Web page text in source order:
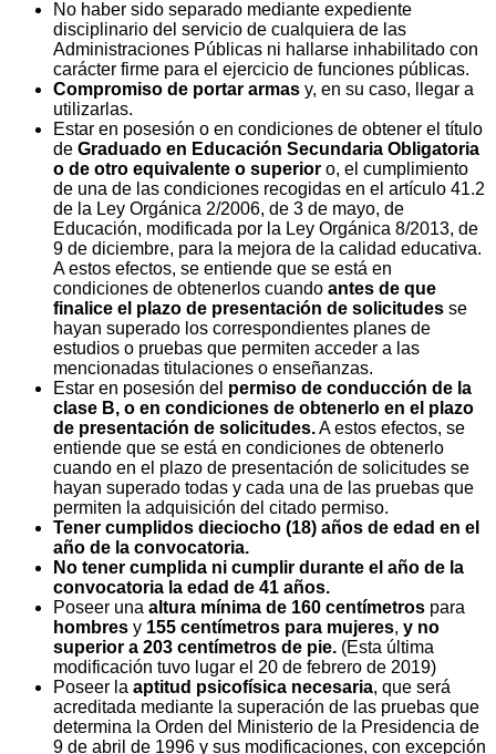
No haber sido separado mediante expediente
disciplinario del servicio de cualquiera de las
Administraciones Públicas ni hallarse inhabilitado con
carácter firme para el ejercicio de funciones públicas.
Compromiso de portar armas y, en su caso, llegar a
utilizarlas.
Estar en posesión o en condiciones de obtener el título
de Graduado en Educación Secundaria Obligatoria
o de otro equivalente o superior o, el cumplimiento
de una de las condiciones recogidas en el artículo 41.2
de la Ley Orgánica 2/2006, de 3 de mayo, de
Educación, modificada por la Ley Orgánica 8/2013, de
9 de diciembre, para la mejora de la calidad educativa.
A estos efectos, se entiende que se está en
condiciones de obtenerlos cuando antes de que
finalice el plazo de presentación de solicitudes se
hayan superado los correspondientes planes de
estudios o pruebas que permiten acceder a las
mencionadas titulaciones o enseñanzas.
Estar en posesión del permiso de conducción de la
clase B, o en condiciones de obtenerlo en el plazo
de presentación de solicitudes.A estos efectos, se
entiende que se está en condiciones de obtenerlo
cuando en el plazo de presentación de solicitudes se
hayan superado todas y cada una de las pruebas que
permiten la adquisición del citado permiso.
Tener cumplidos dieciocho (18) años de edad en el
año de la convocatoria.
No tener cumplida ni cumplir durante el año de la
convocatoria la edad de 41 años.
Poseer una altura mínima de 160 centímetros para
hombres y 155 centímetros para mujeres, y no
superior a 203 centímetros de pie. (Esta última
modificación tuvo lugar el 20 de febrero de 2019)
Poseer la aptitud psicofísica necesaria, que será
acreditada mediante la superación de las pruebas que
determina la Orden del Ministerio de la Presidencia de
9 de abril de 1996 y sus modificaciones, con excepción